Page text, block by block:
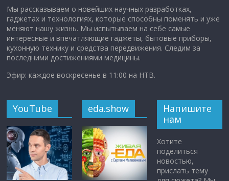
Мы рассказываем о новейших научных разработках,
гаджетах и технологиях, которые способны поменять и уже
меняют нашу жизнь. Мы испытываем на себе самые
интересные и впечатляющие гаджеты, бытовые приборы,
кухонную технику и средства передвижения. Следим за
последними достижениями медицины.
Эфир: каждое воскресенье в 11:00 на НТВ.
YouTube eda.show
Напишите
нам
Хотите
поделиться
новостью,
прислать тему